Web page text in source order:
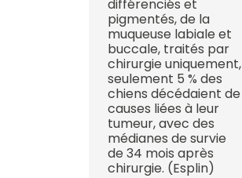
différenciés et
pigmentés, de la
muqueuse labiale et
buccale, traités par
chirurgie uniquement,
seulement 5 % des
chiens décédaient de
causes liées à leur
tumeur, avec des
médianes de survie
de 34 mois après
chirurgie. (Esplin)